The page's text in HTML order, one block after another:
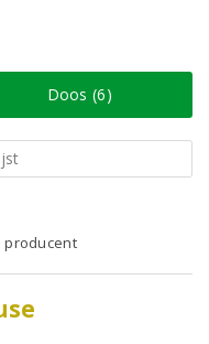
Doos (6)
producent